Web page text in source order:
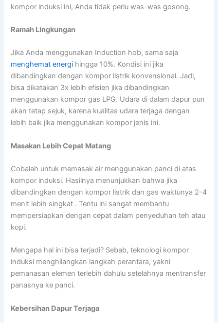
kompor induksi ini, Anda tidak perlu was-was gosong.
Ramah Lingkungan
Jika Anda menggunakan Induction hob, sama saja
menghemat energi hingga 10%. Kondisi ini jika
dibandingkan dengan kompor listrik konvensional. Jadi,
bisa dikatakan 3x lebih efisien jika dibandingkan
menggunakan kompor gas LPG. Udara di dalam dapur pun
akan tetap sejuk, karena kualitas udara terjaga dengan
lebih baik jika menggunakan kompor jenis ini.
Masakan Lebih Cepat Matang
Cobalah untuk memasak air menggunakan panci di atas
kompor induksi. Hasilnya menunjukkan bahwa jika
dibandingkan dengan kompor listrik dan gas waktunya 2-4
menit lebih singkat . Tentu ini sangat membantu
mempersiapkan dengan cepat dalam penyeduhan teh atau
kopi.
Mengapa hal ini bisa terjadi? Sebab, teknologi kompor
induksi menghilangkan langkah perantara, yakni
pemanasan elemen terlebih dahulu setelahnya mentransfer
panasnya ke panci.
Kebersihan Dapur Terjaga